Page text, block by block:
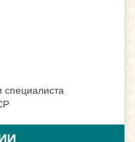
специалиста